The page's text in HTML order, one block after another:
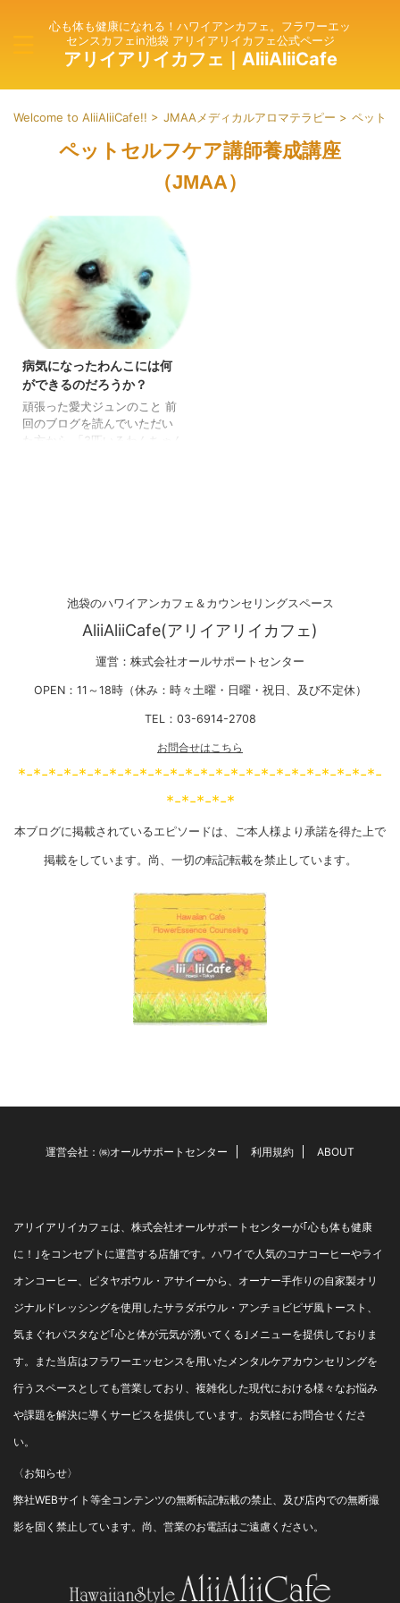
心も体も健康になれる！ハワイアンカフェ。フラワーエッ
センスカフェin池袋 アリイアリイカフェ公式ページ
アリイアリイカフェ｜AliiAliiCafe
Welcome to AliiAliiCafe!! > JMAAメディカルアロマテラピー > ペット
ペットセルフケア講師養成講座
（JMAA）
病気になったわんこには何
ができるのだろうか？
頑張った愛犬ジュンのこと 前
回のブログを読んでいただい
た方から 「3匹いるわんちゃん
ンと病気を克服するために 行
ってきた事を 同じ病気で闘っ
ら？と言われ・・・ 闘病中の
池袋のハワイアンカフェ＆カウンセリングスペース
AliiAliiCafe(アリイアリイカフェ)
運営：株式会社オールサポートセンター
OPEN：11～18時（休み：時々土曜・日曜・祝日、及び不定休）
TEL：03-6914-2708
お問合せはこちら
*-*-*-*-*-*-*-*-*-*-*-*-*-*-*-*-*-*-*-*-*-*-*-*-
*-*-*-*-*
本ブログに掲載されているエピソードは、ご本人様より承諾を得た上で
掲載をしています。尚、一切の転記転載を禁止しています。
運営会社：㈱オールサポートセンター 利用規約 ABOUT
アリイアリイカフェは、株式会社オールサポートセンターが｢心も体も健康
に！｣をコンセプトに運営する店舗です。ハワイで人気のコナコーヒーやライ
オンコーヒー、ピタヤボウル・アサイーから、オーナー手作りの自家製オリ
ジナルドレッシングを使用したサラダボウル・アンチョビピザ風トースト、
気まぐれパスタなど｢心と体が元気が湧いてくる｣メニューを提供しておりま
す。また当店はフラワーエッセンスを用いたメンタルケアカウンセリングを
行うスペースとしても営業しており、複雑化した現代における様々なお悩み
や課題を解決に導くサービスを提供しています。お気軽にお問合せくださ
い。
〈お知らせ〉
弊社WEBサイト等全コンテンツの無断転記転載の禁止、及び店内での無断撮
影を固く禁止しています。尚、営業のお電話はご遠慮ください。